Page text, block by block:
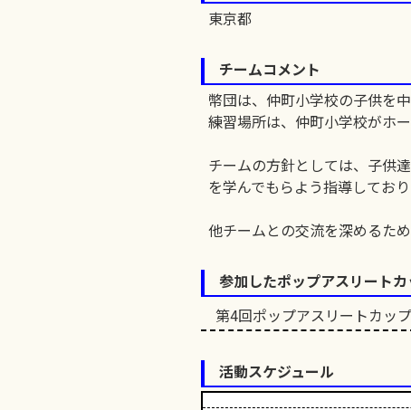
東京都
チームコメント
幣団は、仲町小学校の子供を
練習場所は、仲町小学校がホー
チームの方針としては、子供
を学んでもらよう指導しており
他チームとの交流を深めるた
参加したポップアスリート
第4回ポップアスリートカップ
活動スケジュール